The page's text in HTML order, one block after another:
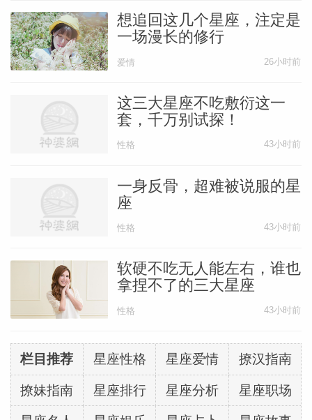
点需要天蝎座积极的去克服，不能因为过分
的追求安全而被束缚手脚。
使得他们在做事情的时候总是能够占得先
机，而且他们行事低调，往往能够在不声不
响中力拔头筹。如果天蝎座在现实当中能够
交往能力，是很容易就能够取得事业突破
射手座
射手座的人是很容易冲动的一类人，他们有
属于自己最为直接的判断，很多时候他们会
不计对错的就对一件事情下定论，甚至于会
用一件事情而情绪消极甚至暴怒，难免给自
想追回这几个星座，注定是
一场漫长的修行
爱情 26小时前
这三大星座不吃敷衍这一
套，千万别试探！
性格 43小时前
一身反骨，超难被说服的星
座
性格 43小时前
软硬不吃无人能左右，谁也
拿捏不了的三大星座
性格 43小时前
栏目推荐 星座性格 星座爱情 撩汉指南
撩妹指南 星座排行 星座分析 星座职场